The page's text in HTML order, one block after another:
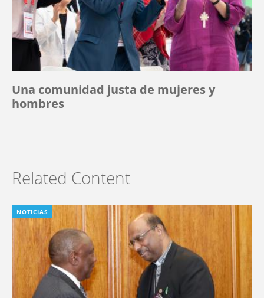
Una comunidad justa de mujeres y
hombres
Related Content
NOTICIAS